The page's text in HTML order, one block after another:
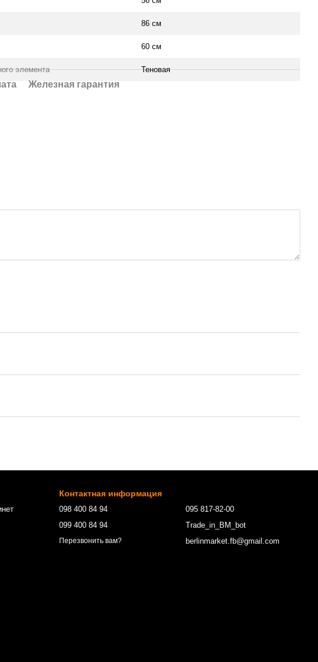
86 см
60 см
элемента Теновая
Железная гарантия
Контактная информация
098 400 84 94‬
099 400 84 94
Перезвонить вам?
095 817-82-00
Trade_in_BM_bot
berlinmarket.fb@gmail.com